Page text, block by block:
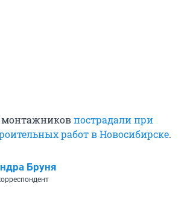
монтажниковпострадали при
работ в Новосибирске.
Бруня